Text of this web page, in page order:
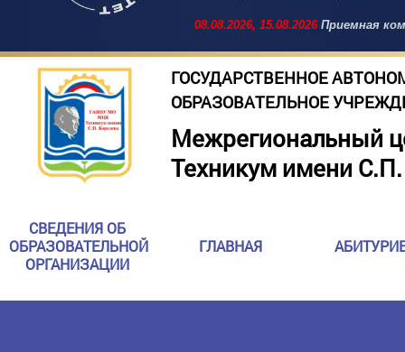
08.08.2026, 15.08.2026Приемная
ГОСУДАРСТВЕННОЕ
ОБРАЗОВАТЕЛЬНОЕ
Межрегиональный
Техникум имени
СВЕДЕНИЯ ОБ
ОБРАЗОВАТЕЛЬНОЙ
ОРГАНИЗАЦИИ
ГЛАВНАЯ